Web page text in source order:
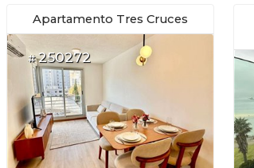
Apartamento Tres Cruces
#250272